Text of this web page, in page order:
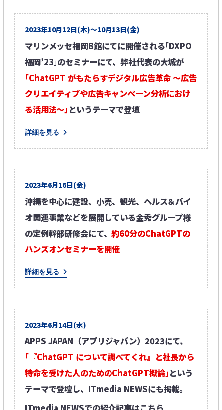
2023年10月12日(木)～10月13日(金)​
マリンメッセ福岡B館にてに開催される｢DXPO
福岡’23｣のセミナーにて、弊社代表の大城が​
｢ChatGPT がもたらすデジタル広告革命 ～広告
クリエイティブや広告キャンペーン分析におけ
る活用法～｣ というテーマで登壇
詳細を見る
2023年6月16日(金)​
沖縄を中心に建設、小売、観光、ヘルス＆バイ
オ関連事業などを展開している金秀グループ様
の定例幹部研修会にて、​約60分のChatGPTの
ハンズオンセミナーを開催
詳細を見る
2023年6月14日(水)​
APPS JAPAN（アプリジャパン）2023にて、​
｢『ChatGPT について調べてくれ』と社長から
特命を受けた人のためのChatGPT概論｣​ という
テーマで登壇し、ITmedia NEWSにも掲載。​